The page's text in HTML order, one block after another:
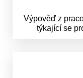
Výpověď z
týkající se